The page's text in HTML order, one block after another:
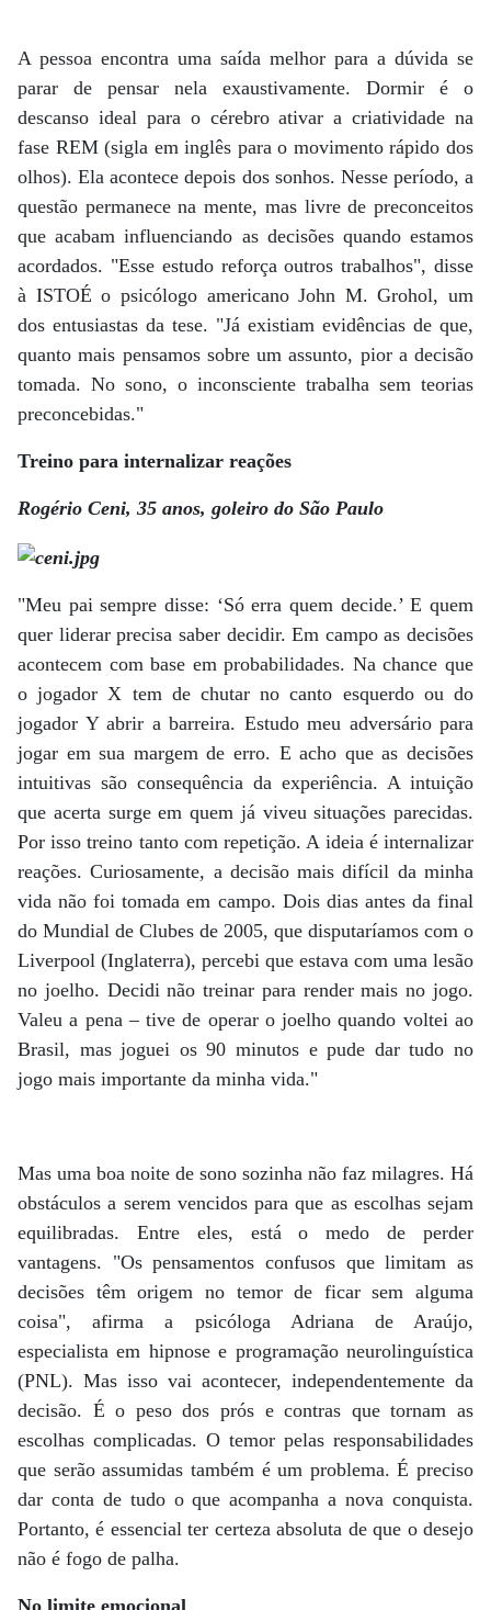
A pessoa encontra uma saída melhor para a dúvida se
parar de pensar nela exaustivamente. Dormir é o
descanso ideal para o cérebro ativar a criatividade na
fase REM (sigla em inglês para o movimento rápido dos
olhos). Ela acontece depois dos sonhos. Nesse período, a
questão permanece na mente, mas livre de preconceitos
que acabam influenciando as decisões quando estamos
acordados. "Esse estudo reforça outros trabalhos", disse
à ISTOÉ o psicólogo americano John M. Grohol, um
dos entusiastas da tese. "Já existiam evidências de que,
quanto mais pensamos sobre um assunto, pior a decisão
tomada. No sono, o inconsciente trabalha sem teorias
preconcebidas."
Treino para internalizar reações
Rogério Ceni, 35 anos, goleiro do São Paulo
"Meu pai sempre disse: ‘Só erra quem decide.’ E quem
quer liderar precisa saber decidir. Em campo as decisões
acontecem com base em probabilidades. Na chance que
o jogador X tem de chutar no canto esquerdo ou do
jogador Y abrir a barreira. Estudo meu adversário para
jogar em sua margem de erro. E acho que as decisões
intuitivas são consequência da experiência. A intuição
que acerta surge em quem já viveu situações parecidas.
Por isso treino tanto com repetição. A ideia é internalizar
reações. Curiosamente, a decisão mais difícil da minha
vida não foi tomada em campo. Dois dias antes da final
do Mundial de Clubes de 2005, que disputaríamos com o
Liverpool (Inglaterra), percebi que estava com uma lesão
no joelho. Decidi não treinar para render mais no jogo.
Valeu a pena – tive de operar o joelho quando voltei ao
Brasil, mas joguei os 90 minutos e pude dar tudo no
jogo mais importante da minha vida."
Mas uma boa noite de sono sozinha não faz milagres. Há
obstáculos a serem vencidos para que as escolhas sejam
equilibradas. Entre eles, está o medo de perder
vantagens. "Os pensamentos confusos que limitam as
decisões têm origem no temor de ficar sem alguma
coisa", afirma a psicóloga Adriana de Araújo,
especialista em hipnose e programação neurolinguística
(PNL). Mas isso vai acontecer, independentemente da
decisão. É o peso dos prós e contras que tornam as
escolhas complicadas. O temor pelas responsabilidades
que serão assumidas também é um problema. É preciso
dar conta de tudo o que acompanha a nova conquista.
Portanto, é essencial ter certeza absoluta de que o desejo
não é fogo de palha.
No limite emocional